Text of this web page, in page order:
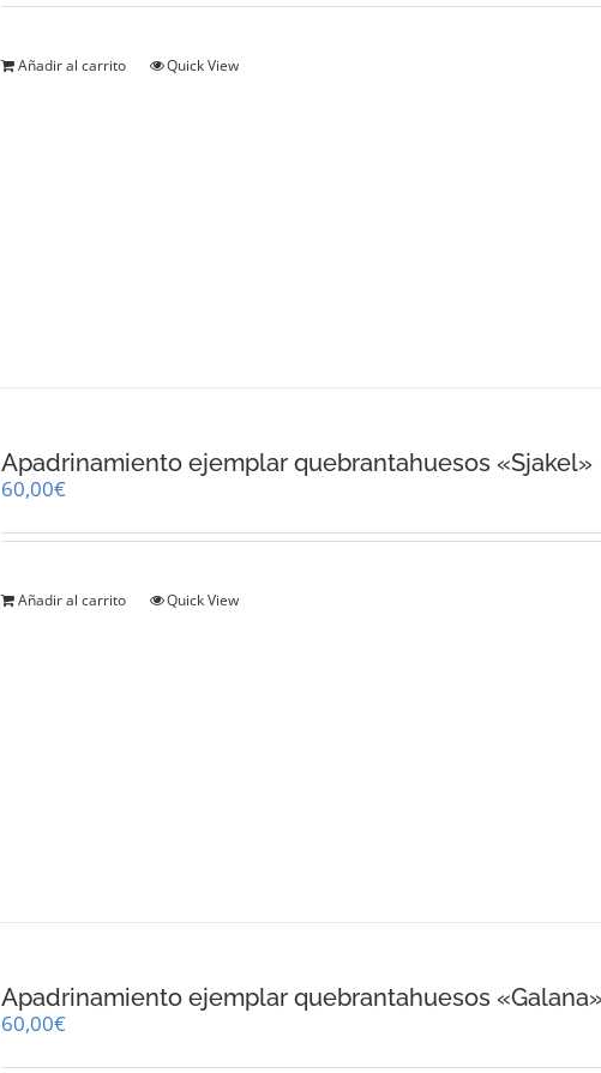
Añadir al carrito Quick View
Apadrinamiento ejemplar quebrantahuesos «Sjakel»
60,00€
Añadir al carrito Quick View
Apadrinamiento ejemplar quebrantahuesos
60,00€